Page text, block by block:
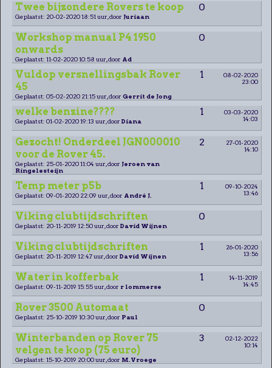
Twee bijzondere Rovers te koop 0
Geplaatst: 20-02-2020 18:51 uur, door Juriaan
Workshop manual P4 1950
onwards
0
Geplaatst: 11-02-2020 10:58 uur, door Ad
Vuldop versnellingsbak Rover
45
1
08-02-2020
23:00
Geplaatst: 05-02-2020 21:15 uur, door Gerrit de Jong
welke benzine???? 1
03-03-2020
14:03
Geplaatst: 01-02-2020 19:13 uur, door Diana
Gezocht! Onderdeel JGN000010
voor de Rover 45.
2
27-01-2020
14:10
Geplaatst: 25-01-2020 11:04 uur, door Jeroen van
Ringelesteijn
Temp meter p5b 1
09-10-2024
13:46
Geplaatst: 09-01-2020 22:09 uur, door André J.
Viking clubtijdschriften 0
Geplaatst: 20-11-2019 12:50 uur, door David Wijnen
Viking clubtijdschriften 1
26-01-2020
13:56
Geplaatst: 20-11-2019 12:47 uur, door David Wijnen
Water in kofferbak 1
14-11-2019
14:45
Geplaatst: 09-11-2019 15:55 uur, door r lommerse
Rover 3500 Automaat 0
Geplaatst: 25-10-2019 10:30 uur, door Paul
Winterbanden op Rover 75
velgen te koop (75 euro)
3
02-12-2022
10:14
Geplaatst: 15-10-2019 20:00 uur, door M.Vroege